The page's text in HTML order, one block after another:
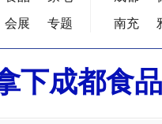
会展 专题
南充
下成都食